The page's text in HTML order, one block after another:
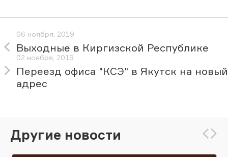
06 ноября, 2019
Выходные в Киргизской Республике
02 ноября, 2019
Переезд офиса "КСЭ" в Якутск на новый
адрес
Другие новости